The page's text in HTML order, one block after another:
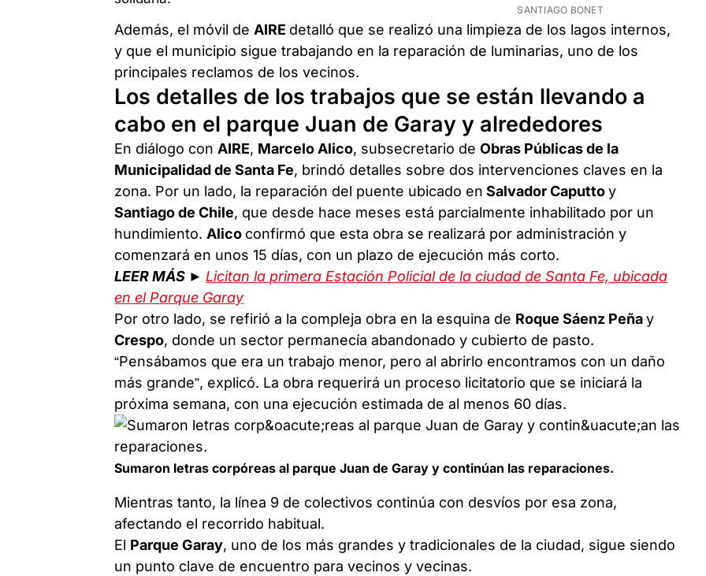
SANTIAGO BONET
Además, el móvil de AIRE detalló que se realizó una limpieza de los lagos internos,
y que el municipio sigue trabajando en la reparación de luminarias, uno de los
principales reclamos de los vecinos.
Los detalles de los trabajos que se están llevando a
cabo en el parque Juan de Garay y alrededores
En diálogo con AIRE, Marcelo Alico, subsecretario deObras Públicas de la
Municipalidad de Santa Fe, brindó detalles sobre dos intervenciones claves en la
zona. Por un lado, la reparación del puente ubicado en Salvador Caputtoy
Santiago de Chile, que desde hace meses está parcialmente inhabilitado por un
hundimiento. Alico confirmó que esta obra se realizará por administración y
comenzará en unos 15 días, con un plazo de ejecución más corto.
LEER MÁS ► Licitan la primera Estación Policial de la ciudad de Santa Fe, ubicada
en el Parque Garay
Por otro lado, se refirió a la compleja obra en la esquina de Roque Sáenz Peñay
Crespo, donde un sector permanecía abandonado y cubierto de pasto.
“Pensábamos que era un trabajo menor, pero al abrirlo encontramos con un daño
más grande”, explicó. La obra requerirá un proceso licitatorio que se iniciará la
próxima semana, con una ejecución estimada de al menos 60 días.
Sumaron letras corpóreas al parque Juan de Garay y continúan las reparaciones.
Mientras tanto, la línea 9 de colectivos continúa con desvíos por esa zona,
afectando el recorrido habitual.
El Parque Garay, uno de los más grandes y tradicionales de la ciudad, sigue siendo
un punto clave de encuentro para vecinos y vecinas.